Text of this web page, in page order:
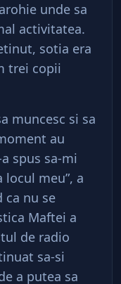
unde sa
activitatea.
sotia era
trei copii
muncesc si sa
au
spus sa-mi
locul meu”, a
ca nu se
Maftei a
de radio
sa-si
a putea sa